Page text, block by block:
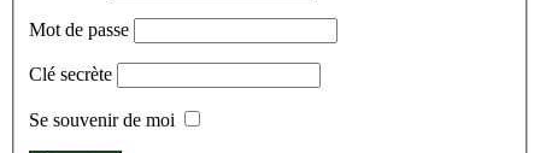
Mot de passe
Clé secrète
Se souvenir de moi